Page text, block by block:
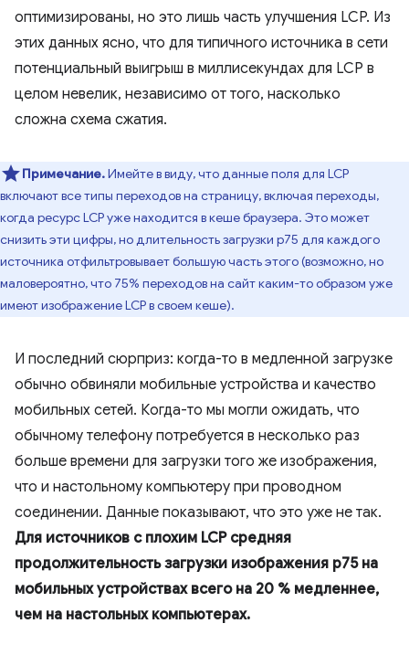
оптимизированы, но это лишь часть улучшения LCP. Из
этих данных ясно, что для типичного источника в сети
потенциальный выигрыш в миллисекундах для LCP в
целом невелик, независимо от того, насколько
сложна схема сжатия.
Примечание.Имейте в виду, что данные поля для LCP
включают все типы переходов на страницу, включая переходы,
когда ресурс LCP уже находится в кеше браузера. Это может
снизить эти цифры, но длительность загрузки p75 для каждого
источника отфильтровывает большую часть этого (возможно, но
маловероятно, что 75% переходов на сайт каким-то образом уже
имеют изображение LCP в своем кеше).
И последний сюрприз: когда-то в медленной загрузке
обычно обвиняли мобильные устройства и качество
мобильных сетей. Когда-то мы могли ожидать, что
обычному телефону потребуется в несколько раз
больше времени для загрузки того же изображения,
что и настольному компьютеру при проводном
соединении. Данные показывают, что это уже не так.
Для источников с плохим LCP средняя
продолжительность загрузки изображения p75 на
мобильных устройствах всего на 20 % медленнее,
чем на настольных компьютерах.